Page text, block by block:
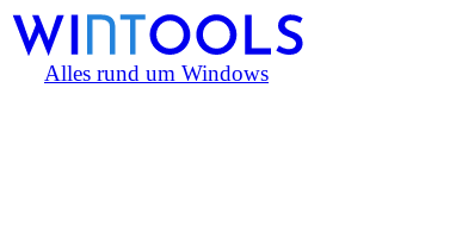
Alles rund um Windows